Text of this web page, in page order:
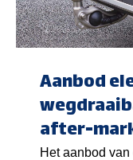
Aanbod
after-
Het aanbod